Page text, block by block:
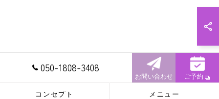
050-1808-3408
お問い合わせ ご予約
コンセプト メニュー